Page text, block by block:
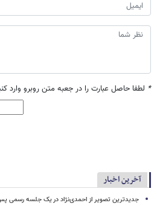
* لطفا حاصل عبارت را در جعبه متن روبرو وارد
آخرین اخبار
جدیدترین تصویر از احمدی‌نژاد در یک جلسه رسمی